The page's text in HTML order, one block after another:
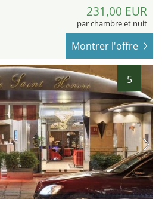
231,00 EUR
par chambre et nuit
Montrer l'offre
5